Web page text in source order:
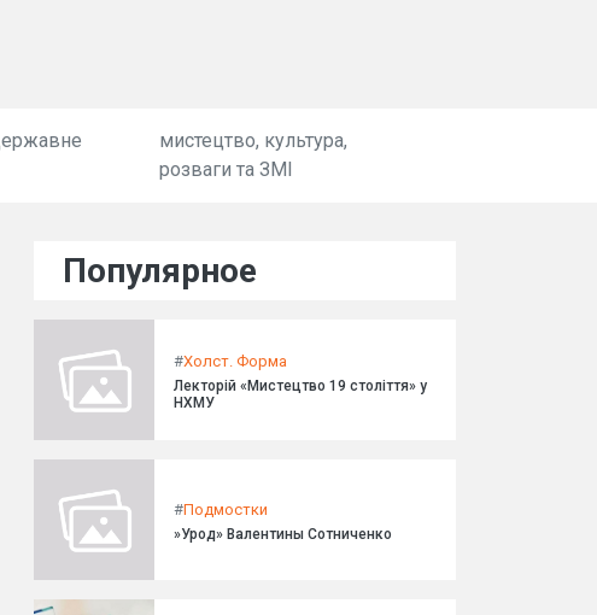
мистецтво, культура,
розваги та ЗМІ
Популярное
#Холст. Форма
Лекторій «Мистецтво 19 століття» у
НХМУ
#Подмостки
»Урод» Валентины Сотниченко